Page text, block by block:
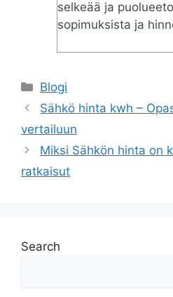
selkeää ja
sopimuksista ja
Categories
Blogi
Sähkö hinta kwh –
vertailuun
Miksi Sähkön hinta on
ratkaisut
Search